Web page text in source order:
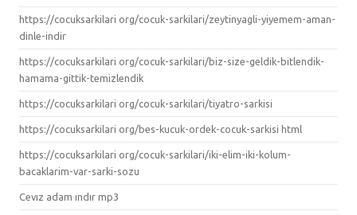
https://cocuksarkilari org/cocuk-sarkilari/zeytinyagli-yiyemem-aman-
dinle-indir
https://cocuksarkilari org/cocuk-sarkilari/biz-size-geldik-bitlendik-
hamama-gittik-temizlendik
https://cocuksarkilari org/cocuk-sarkilari/tiyatro-sarkisi
https://cocuksarkilari org/bes-kucuk-ordek-cocuk-sarkisi html
https://cocuksarkilari org/cocuk-sarkilari/iki-elim-iki-kolum-
bacaklarim-var-sarki-sozu
Cevız adam ındır mp3